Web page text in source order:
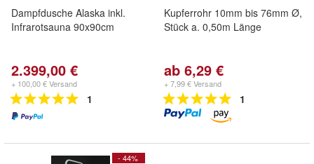
Dampfdusche Alaska inkl.
Infrarotsauna 90x90cm
2.399,00 €
+ 100,00 € Versand
1
Kupferrohr 10mm bis 76mm Ø,
Stück a. 0,50m Länge
ab 6,29 €
+ 7,99 € Versand
1
- 44%